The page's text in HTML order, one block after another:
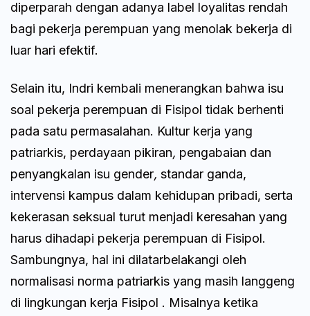
diperparah dengan adanya label loyalitas rendah
bagi pekerja perempuan yang menolak bekerja di
luar hari efektif.
Selain itu, Indri kembali menerangkan bahwa isu
soal pekerja perempuan di Fisipol tidak berhenti
pada satu permasalahan. Kultur kerja yang
patriarkis, perdayaan pikiran, pengabaian dan
penyangkalan isu gender, standar ganda,
intervensi kampus dalam kehidupan pribadi, serta
kekerasan seksual turut menjadi keresahan yang
harus dihadapi pekerja perempuan di Fisipol.
Sambungnya, hal ini dilatarbelakangi oleh
normalisasi norma patriarkis yang masih langgeng
di lingkungan kerja Fisipol . Misalnya ketika